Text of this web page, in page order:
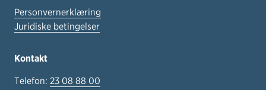
Personvernerklæring
Juridiske betingelser
Kontakt
Telefon: 23 08 88 00